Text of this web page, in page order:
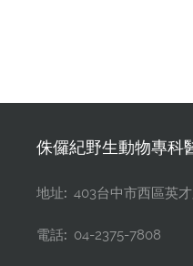
侏儸紀野生動物專科
地址: 403台中市西區英
電話: 04-2375-7808